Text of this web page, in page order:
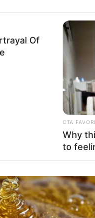
Fakta Enzy Storia
Of
CTA
Why
to